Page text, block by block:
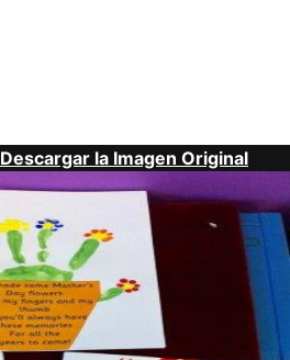
Descargar la Imagen Original